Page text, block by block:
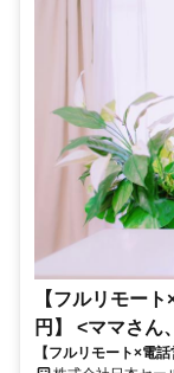
【フルリモー
円】 <ママさん
で家庭と仕事
【フルリモート×電